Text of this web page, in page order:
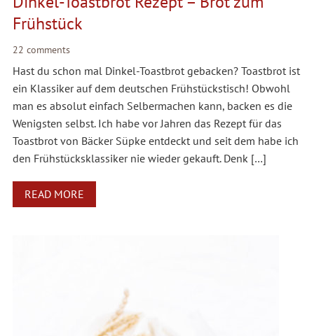
Frühstück
22 comments
Hast du schon mal Dinkel-Toastbrot gebacken? Toastbrot ist
ein Klassiker auf dem deutschen Frühstückstisch! Obwohl
man es absolut einfach Selbermachen kann, backen es die
Wenigsten selbst. Ich habe vor Jahren das Rezept für das
Toastbrot von Bäcker Süpke entdeckt und seit dem habe ich
den Frühstücksklassiker nie wieder gekauft. Denk […]
READ MORE